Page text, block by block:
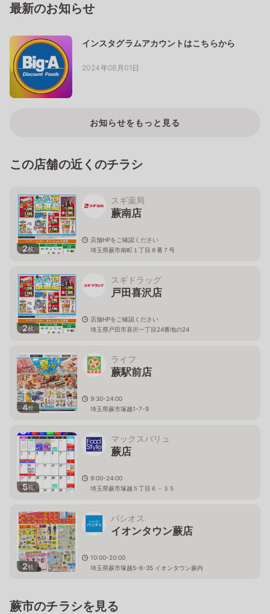
最新のお知らせ
インスタグラムアカウントはこちらから
2024年08月01日
お知らせをもっと見る
この店舗の近くのチラシ
2枚
スギ薬局
蕨南店
店舗HPをご確認ください
埼玉県蕨市南町１丁目８番７号
2枚
スギドラッグ
戸田喜沢店
店舗HPをご確認ください
埼玉県戸田市喜沢一丁目24番地の24
4枚
ライフ
蕨駅前店
9:30-24:00
埼玉県蕨市塚越1-7-9
5枚
マックスバリュ
蕨店
9:00-24:00
埼玉県蕨市塚越５丁目６－３５
2枚
パシオス
イオンタウン蕨店
10:00-20:00
埼玉県蕨市塚越5-6-35 イオンタウン蕨内
蕨市のチラシを見る